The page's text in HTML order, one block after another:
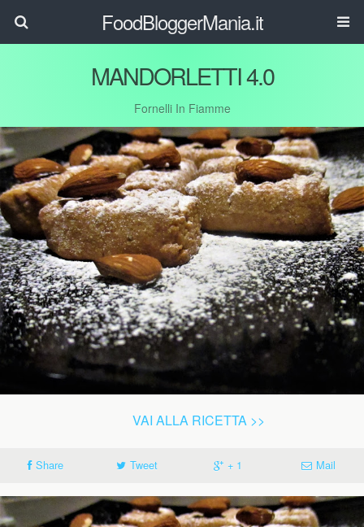
FoodBloggerMania.it
MANDORLETTI 4.0
Fornelli In Fiamme
VAI ALLA RICETTA >>
Share Tweet + 1 Mail